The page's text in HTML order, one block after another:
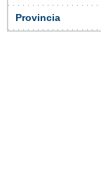
Provincia